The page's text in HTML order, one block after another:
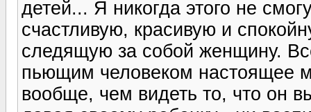
детей... Я никогда этого не
счастливую, красивую и
следящую за собой женщину.
пьющим человеком настоящее
вообще, чем видеть то, что он